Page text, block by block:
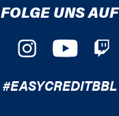
FOLGE UNS AUF
#EASYCREDITBBL